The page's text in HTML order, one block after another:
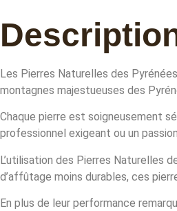
Les Pierres Naturelles des
montagnes majestueuses des
Chaque pierre est soigneusement
professionnel exigeant ou un
L’utilisation des Pierres Naturelles
d’affûtage moins durables, ces
En plus de leur performance